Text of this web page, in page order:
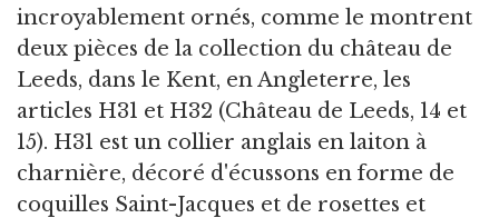
incroyablement ornés, comme le montrent
deux pièces de la collection du château de
Leeds, dans le Kent, en Angleterre, les
articles H31 et H32 (Château de Leeds, 14 et
15). H31 est un collier anglais en laiton à
charnière, décoré d'écussons en forme de
coquilles Saint-Jacques et de rosettes et